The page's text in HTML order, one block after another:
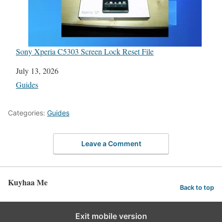
Sony Xperia C5303 Screen Lock Reset File
Date
July 13, 2026
In relation to
Guides
Categories: Guides
Leave a Comment
Kuyhaa Me Back to top
Exit mobile version